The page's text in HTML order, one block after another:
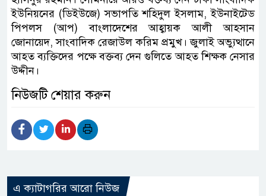
ইউনিয়নের (ডিইউজে) সভাপতি শহিদুল ইসলাম, ইউনাইটেড
পিপলস (আপ) বাংলাদেশের আহ্বায়ক আলী আহসান
জোনায়েদ, সাংবাদিক রেজাউল করিম প্রমুখ। জুলাই অভ্যুত্থানে
আহত ব্যক্তিদের পক্ষে বক্তব্য দেন গুলিতে আহত শিক্ষক নেসার
উদ্দীন।
নিউজটি শেয়ার করুন
এ ক্যাটাগরির আরো নিউজ